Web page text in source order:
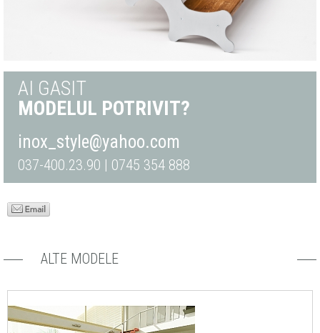
AI GASIT
MODELUL POTRIVIT?
inox_style@yahoo.com
037-400.23.90 | 0745 354 888
ALTE MODELE